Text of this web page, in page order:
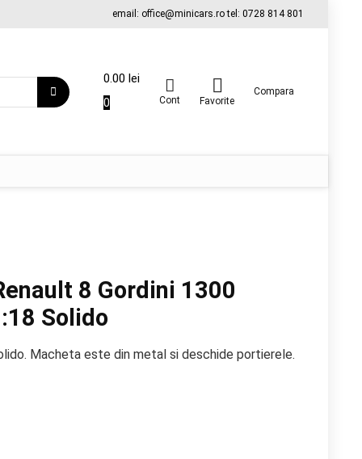
email: office@minicars.ro tel: 0728 814 801
0.00 lei
0
Cont Favorite
Compara
8 Gordini 1300
Solido
Macheta este din metal si deschide portierele.